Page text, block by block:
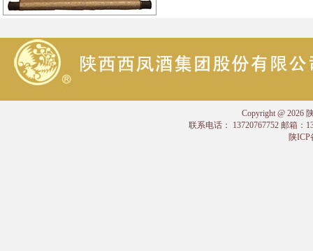
Copyright @ 2026
联系电话： 13720767752 邮箱：
陕ICP